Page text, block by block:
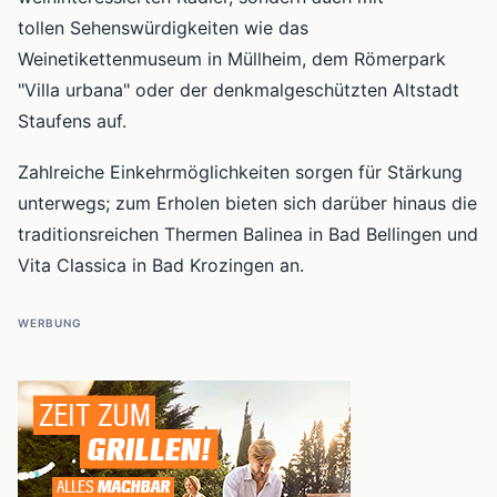
tollen Sehenswürdigkeiten wie das
Weinetikettenmuseum in Müllheim, dem Römerpark
"Villa urbana" oder der denkmalgeschützten Altstadt
Staufens auf.
Zahlreiche Einkehrmöglichkeiten sorgen für Stärkung
unterwegs; zum Erholen bieten sich darüber hinaus die
traditionsreichen Thermen Balinea in Bad Bellingen und
Vita Classica in Bad Krozingen an.
WERBUNG